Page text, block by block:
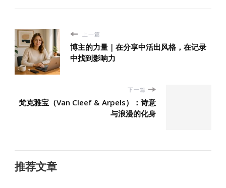
上一篇
博主的力量｜在分享中活出风格，在记录
中找到影响力
下一篇
梵克雅宝（Van Cleef & Arpels）：诗意
与浪漫的化身
推荐文章